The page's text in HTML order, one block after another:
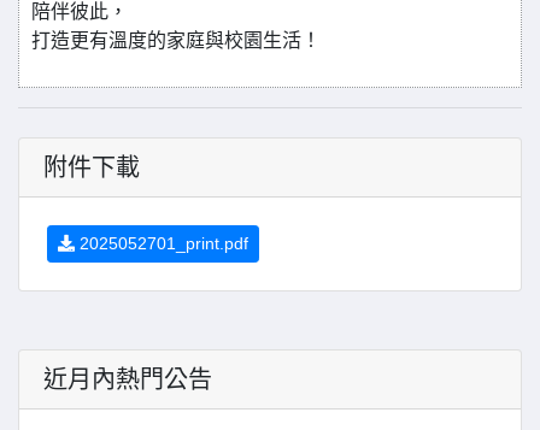
陪伴彼此，
打造更有溫度的家庭與校園生活！
附件下載
2025052701_print.pdf
近月內熱門公告